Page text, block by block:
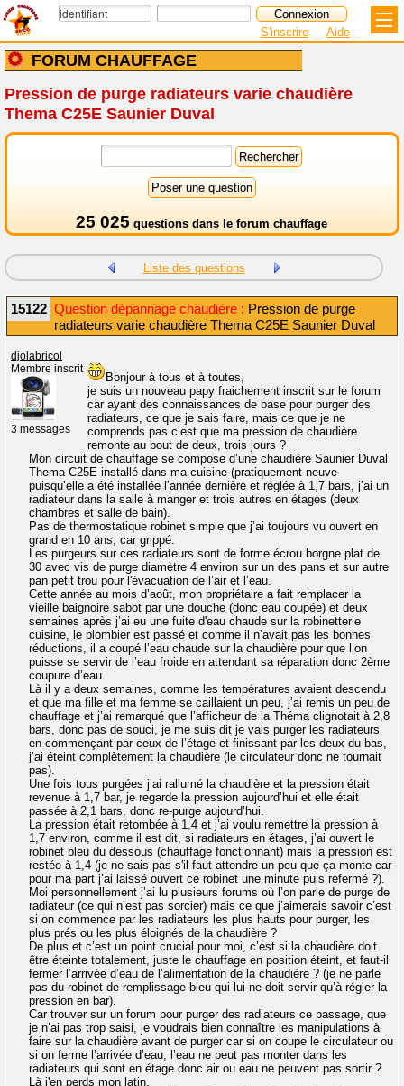
FORUM CHAUFFAGE
S'inscrire Aide
Pression de purge radiateurs varie chaudière
Thema C25E Saunier Duval
25 025 questions dans le forum chauffage
Liste des questions
15122 Question dépannage chaudière : Pression de purge
radiateurs varie chaudière Thema C25E Saunier Duval
djolabricol
Membre inscrit
3 messages
Bonjour à tous et à toutes,
je suis un nouveau papy fraichement inscrit sur le forum
car ayant des connaissances de base pour purger des
radiateurs, ce que je sais faire, mais ce que je ne
comprends pas c’est que ma pression de chaudière
remonte au bout de deux, trois jours ?
Mon circuit de chauffage se compose d’une chaudière Saunier Duval
Thema C25E installé dans ma cuisine (pratiquement neuve
puisqu’elle a été installée l’année dernière et réglée à 1,7 bars, j’ai un
radiateur dans la salle à manger et trois autres en étages (deux
chambres et salle de bain).
Pas de thermostatique robinet simple que j’ai toujours vu ouvert en
grand en 10 ans, car grippé.
Les purgeurs sur ces radiateurs sont de forme écrou borgne plat de
30 avec vis de purge diamètre 4 environ sur un des pans et sur autre
pan petit trou pour l'évacuation de l’air et l’eau.
Cette année au mois d’août, mon propriétaire a fait remplacer la
vieille baignoire sabot par une douche (donc eau coupée) et deux
semaines après j’ai eu une fuite d'eau chaude sur la robinetterie
cuisine, le plombier est passé et comme il n’avait pas les bonnes
réductions, il a coupé l’eau chaude sur la chaudière pour que l’on
puisse se servir de l’eau froide en attendant sa réparation donc 2ème
coupure d’eau.
Là il y a deux semaines, comme les températures avaient descendu
et que ma fille et ma femme se caillaient un peu, j’ai remis un peu de
chauffage et j’ai remarqué que l’afficheur de la Théma clignotait à 2,8
bars, donc pas de souci, je me suis dit je vais purger les radiateurs
en commençant par ceux de l’étage et finissant par les deux du bas,
j’ai éteint complètement la chaudière (le circulateur donc ne tournait
pas).
Une fois tous purgées j’ai rallumé la chaudière et la pression était
revenue à 1,7 bar, je regarde la pression aujourd’hui et elle était
passée à 2,1 bars, donc re-purge aujourd’hui.
La pression était retombée à 1,4 et j’ai voulu remettre la pression à
1,7 environ, comme il est dit, si radiateurs en étages, j’ai ouvert le
robinet bleu du dessous (chauffage fonctionnant) mais la pression est
restée à 1,4 (je ne sais pas s'il faut attendre un peu que ça monte car
pour ma part j’ai laissé ouvert ce robinet une minute puis refermé ?).
Moi personnellement j’ai lu plusieurs forums où l’on parle de purge de
radiateur (ce qui n’est pas sorcier) mais ce que j’aimerais savoir c’est
si on commence par les radiateurs les plus hauts pour purger, les
plus prés ou les plus éloignés de la chaudière ?
De plus et c’est un point crucial pour moi, c’est si la chaudière doit
être éteinte totalement, juste le chauffage en position éteint, et faut-il
fermer l’arrivée d’eau de l’alimentation de la chaudière ? (je ne parle
pas du robinet de remplissage bleu qui lui ne doit servir qu’à régler la
pression en bar).
Car trouver sur un forum pour purger des radiateurs ce passage, que
je n’ai pas trop saisi, je voudrais bien connaître les manipulations à
faire sur la chaudière avant de purger car si on coupe le circulateur ou
si on ferme l’arrivée d’eau, l’eau ne peut pas monter dans les
radiateurs qui sont en étage donc air ou eau ne peuvent pas sortir ?
Là j'en perds mon latin.